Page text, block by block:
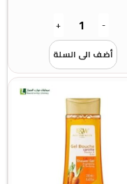
+
أضف الى السلة